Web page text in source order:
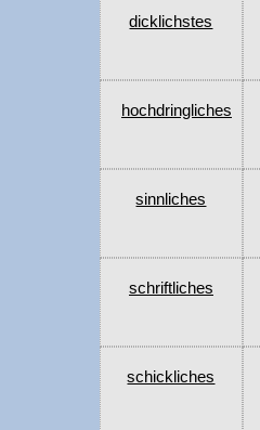
dicklichstes
hochdringliches
sinnliches
schriftliches
schickliches